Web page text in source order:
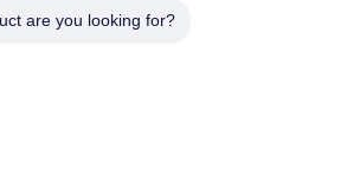
are you looking for?